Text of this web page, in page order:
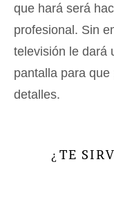
que hará será
profesional. Sin
televisión le dará
pantalla para
detalles.
¿ TE